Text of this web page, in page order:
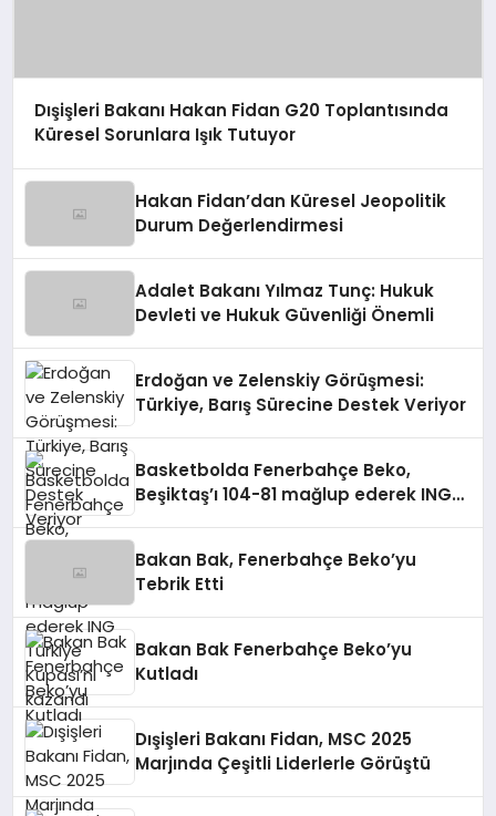
Dışişleri Bakanı Hakan Fidan G20 Toplantısında
Küresel Sorunlara Işık Tutuyor
Hakan Fidan’dan Küresel Jeopolitik
Durum Değerlendirmesi
Adalet Bakanı Yılmaz Tunç: Hukuk
Devleti ve Hukuk Güvenliği Önemli
Erdoğan ve Zelenskiy Görüşmesi:
Türkiye, Barış Sürecine Destek Veriyor
Basketbolda Fenerbahçe Beko,
Beşiktaş’ı 104-81 mağlup ederek ING
Bakan Bak, Fenerbahçe Beko’yu
Tebrik Etti
Bakan Bak Fenerbahçe Beko’yu
Kutladı
Dışişleri Bakanı Fidan, MSC 2025
Marjında Çeşitli Liderlerle Görüştü